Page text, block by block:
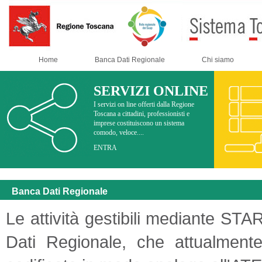
Home Banca Dati Regionale Chi siamo
SERVIZI ONLINE
I servizi on line offerti dalla Regione
Toscana a cittadini, professionisti e
imprese costituiscono un sistema
comodo, veloce....
ENTRA
Banca Dati Regionale
Le attività gestibili mediante
Dati Regionale, che